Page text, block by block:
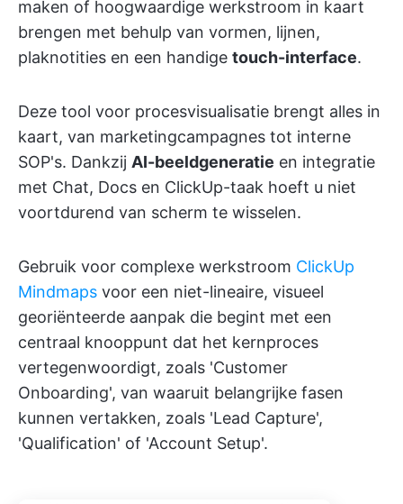
maken of hoogwaardige werkstroom in kaart
brengen met behulp van vormen, lijnen,
plaknotities en een handige touch-interface.
Deze tool voor procesvisualisatie brengt alles in
kaart, van marketingcampagnes tot interne
SOP's. Dankzij AI-beeldgeneratie en integratie
met Chat, Docs en ClickUp-taak hoeft u niet
voortdurend van scherm te wisselen.
Gebruik voor complexe werkstroom ClickUp
Mindmaps voor een niet-lineaire, visueel
georiënteerde aanpak die begint met een
centraal knooppunt dat het kernproces
vertegenwoordigt, zoals 'Customer
Onboarding', van waaruit belangrijke fasen
kunnen vertakken, zoals 'Lead Capture',
'Qualification' of 'Account Setup'.